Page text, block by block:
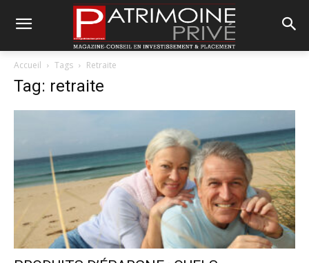
Accueil Tags Retraite
Tag: retraite